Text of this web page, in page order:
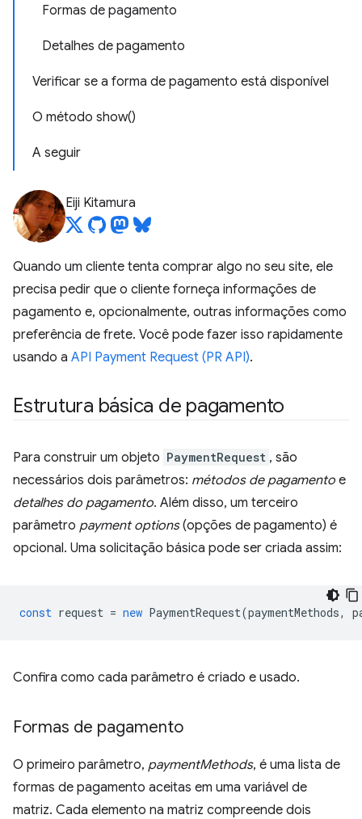
Formas de pagamento
Detalhes de pagamento
Verificar se a forma de pagamento está disponível
O método show()
A seguir
Eiji Kitamura
Quando um cliente tenta comprar algo no seu site, ele
precisa pedir que o cliente forneça informações de
pagamento e, opcionalmente, outras informações como
preferência de frete. Você pode fazer isso rapidamente
usando a API Payment Request (PR API).
Estrutura básica de pagamento
Para construir um objeto PaymentRequest , são
necessários dois parâmetros: métodos de pagamento e
detalhes do pagamento. Além disso, um terceiro
parâmetro payment options(opções de pagamento) é
opcional. Uma solicitação básica pode ser criada assim:
const request = new PaymentRequest(paymentMethods,
Confira como cada parâmetro é criado e usado.
Formas de pagamento
O primeiro parâmetro, paymentMethods, é uma lista de
formas de pagamento aceitas em uma variável de
matriz. Cada elemento na matriz compreende dois